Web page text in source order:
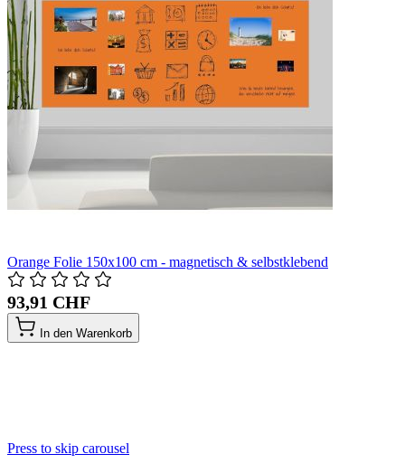
Orange Folie 150x100 cm - magnetisch & selbstklebend
93,91 CHF
In den Warenkorb
Press to skip carousel